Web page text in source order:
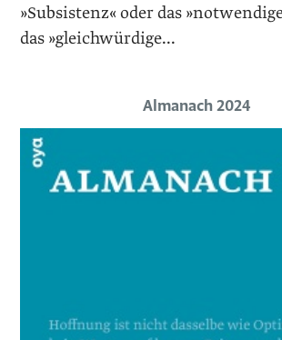
»Subsistenz« oder das
das »gleichwürdige...
Almanach 2024